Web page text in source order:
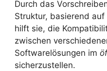
Durch das
Struktur, basierend
hilft sie, die
zwischen
Softwarelösungen im
sicherzustellen.